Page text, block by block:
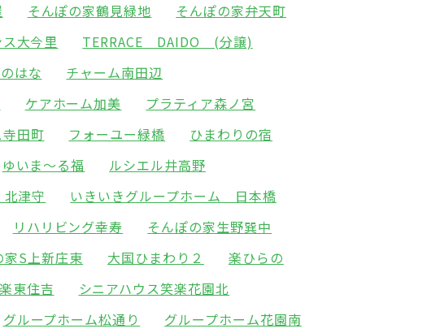
そんぽの家鶴見緑地
そんぽの家弁天町
大今里
TERRACE DAIDO (分譲)
はな
チャーム南田辺
ケアホーム加美
プラティア森ノ宮
田町 フォーユー緑橋
ひまわりの宿
ゆいま～る福
ルシエル井高野
津守
いきいきグループホーム 日本橋
リハリビング幸寿
そんぽの家生野巽中
家S上新庄東 大国ひまわり２
楽ひらの
東住吉
シニアハウス笑楽花園北
グループホーム松通り グループホーム花園南